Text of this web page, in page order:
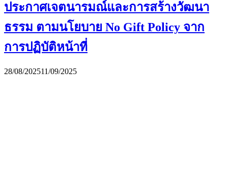
ประกาศเจตนารมณ์และการสร้างวัฒนา
ธรรม ตามนโยบาย No Gift Policy จาก
การปฏิบัติหน้าที่
28/08/202511/09/2025